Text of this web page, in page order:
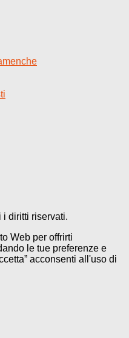
i diritti riservati.
Web per offrirti
le tue preferenze e
acconsenti all'uso di